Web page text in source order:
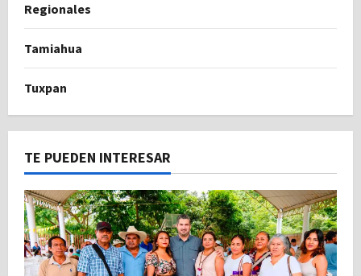
Regionales
Tamiahua
Tuxpan
TE PUEDEN INTERESAR